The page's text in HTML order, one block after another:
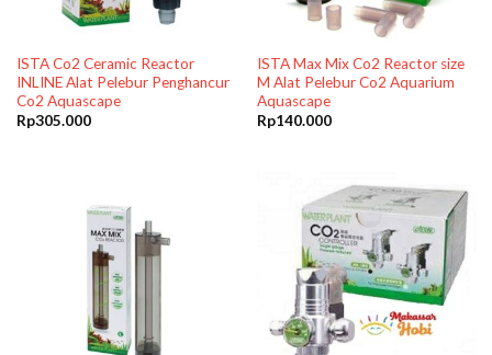
ISTA Co2 Ceramic Reactor
INLINE Alat Pelebur Penghancur
Co2 Aquascape
Rp305.000
ISTA Max Mix Co2 Reactor size
M Alat Pelebur Co2 Aquarium
Aquascape
Rp140.000